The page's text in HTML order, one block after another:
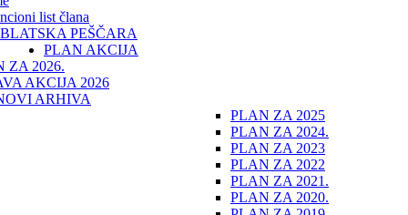
list člana
PEŠČARA
PLAN AKCIJA
ZA 2026.
AKCIJA 2026
ARHIVA
PLAN ZA 2025
PLAN ZA 2024.
PLAN ZA 2023
PLAN ZA 2022
PLAN ZA 2021.
PLAN ZA 2020.